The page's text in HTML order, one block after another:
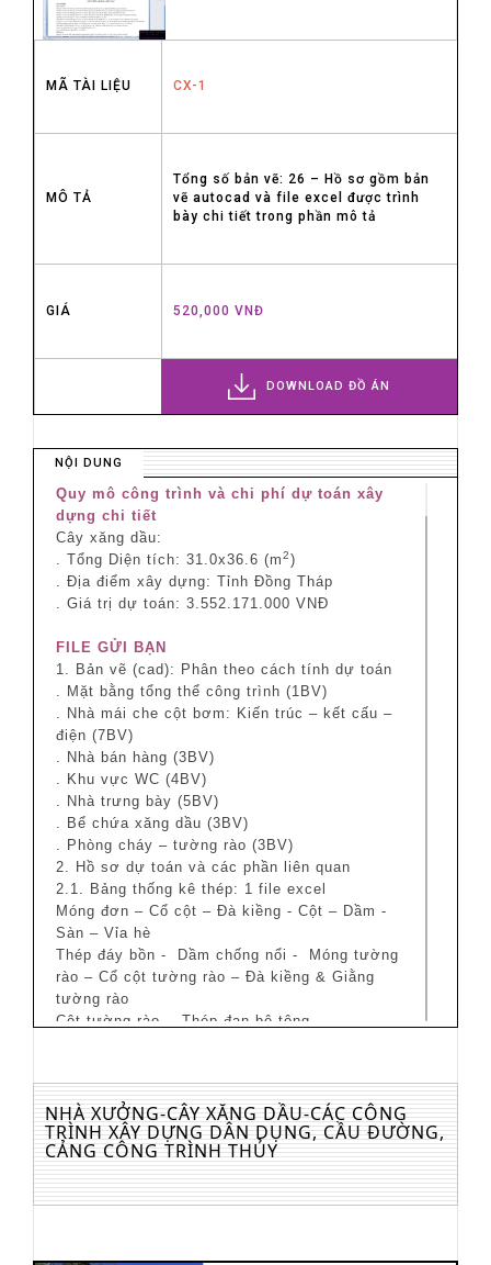
MÃ TÀI LIỆU CX-1
MÔ TẢ
Tổng số bản vẽ: 26 – Hồ sơ gồm bản
vẽ autocad và file excel được trình
bày chi tiết trong phần mô tả
GIÁ 520,000 VNĐ
DOWNLOAD ĐỒ ÁN
NỘI DUNG
Quy mô công trình và chi phí dự toán xây
dựng chi tiết
Cây xăng dầu:
. Tổng Diện tích: 31.0x36.6 (m2)
. Địa điểm xây dựng: Tỉnh Đồng Tháp
. Giá trị dự toán: 3.552.171.000 VNĐ
FILE GỬI BẠN
1. Bản vẽ (cad): Phân theo cách tính dự toán
. Mặt bằng tổng thể công trình (1BV)
. Nhà mái che cột bơm: Kiến trúc – kết cấu –
điện (7BV)
. Nhà bán hàng (3BV)
. Khu vực WC (4BV)
. Nhà trưng bày (5BV)
. Bể chứa xăng dầu (3BV)
. Phòng cháy – tường rào (3BV)
2. Hồ sơ dự toán và các phần liên quan
2.1. Bảng thống kê thép: 1 file excel
Móng đơn – Cổ cột – Đà kiềng - Cột – Dầm -
Sàn – Vỉa hè
Thép đáy bồn - Dầm chống nổi - Móng tường
rào – Cổ cột tường rào – Đà kiềng & Giằng
tường rào
Cột tường rào - Thép đan bê tông
+ Móng đơn – Cổ móng – Đà kiềng - Cột –Dầm
- Sàn – Xây tường – Lanh tô
2.3. Hồ sơ dự toán hoàn thiện: 1 file excel
+ Bìa – Thuyết minh lập dự toán
+ Bảng tổng hợp dự toán hạng mục – Bảng
tính toán đo bóc khối lượng công trình
NHÀ XƯỞNG-CÂY XĂNG DẦU-CÁC CÔNG
TRÌNH XÂY DỰNG DÂN DỤNG, CẦU ĐƯỜNG,
CẢNG CÔNG TRÌNH THỦY